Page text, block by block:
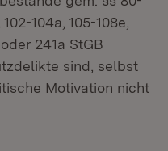
104a, 105-108e,
241a StGB
sind, selbst
Motivation nicht